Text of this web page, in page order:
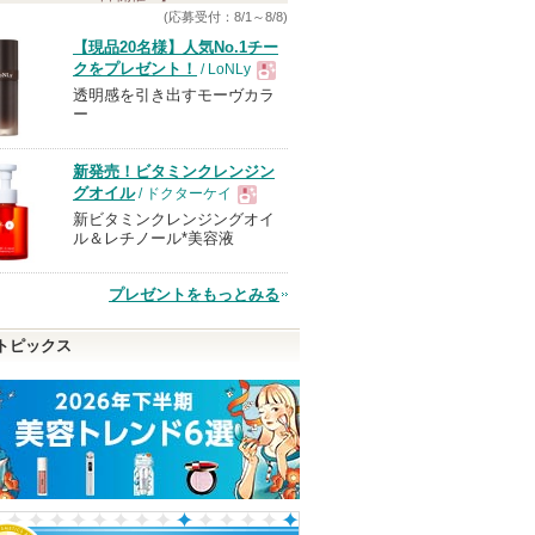
(応募受付：8/1～8/8)
【現品20名様】人気No.1チー
クをプレゼント！ / LoNLy
現
品
透明感を引き出すモーヴカラ
ー
新発売！ビタミンクレンジン
グオイル/ ドクターケイ
現
品
新ビタミンクレンジングオイ
ル＆レチノール*美容液
プレゼントをもっとみる
ピックス